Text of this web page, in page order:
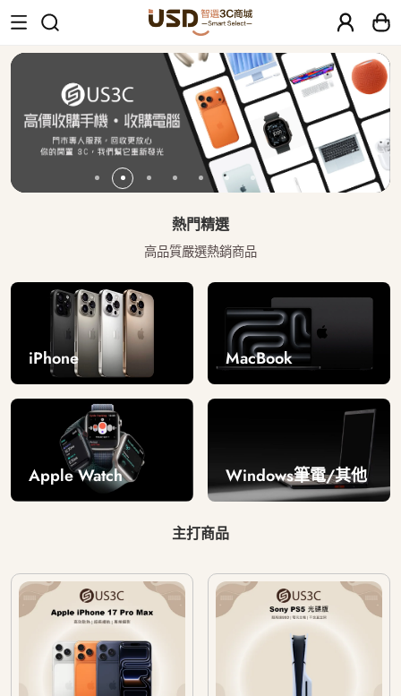
USD 智選二手3C商城｜【30天安心
熱門精選
高品質嚴選熱銷商品
iPhone MacBook
Apple Watch Windows筆電/其他
主打商品